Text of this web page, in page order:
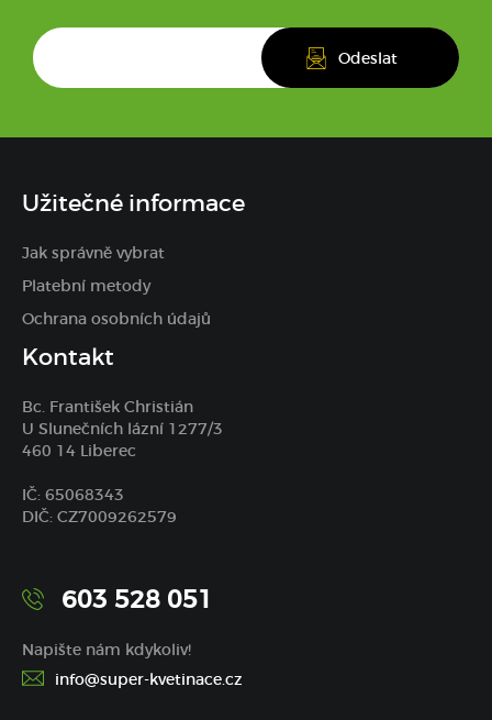
Užitečné informace
Jak správně vybrat
Platební metody
Ochrana osobních údajů
Kontakt
Bc. František Christián
U Slunečních lázní 1277/3
460 14 Liberec
IČ: 65068343
DIČ: CZ7009262579
603 528 051
Napište nám kdykoliv!
info@super-kvetinace.cz